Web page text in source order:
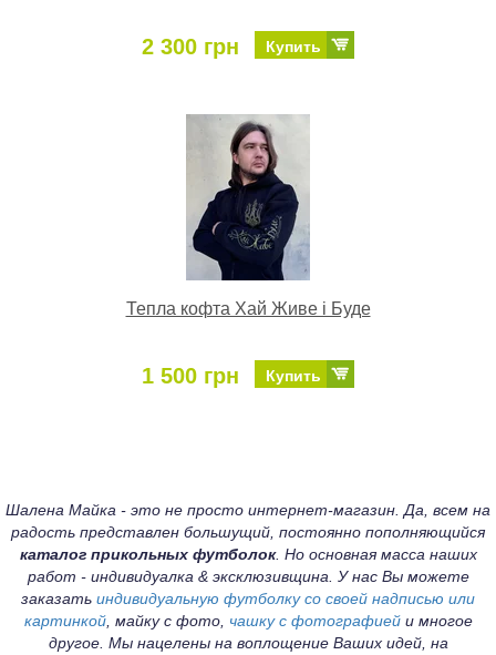
2 300 грн Купить
Тепла кофта Хай Живе і Буде
1 500 грн Купить
Шалена Майка - это не просто интернет-магазин. Да, всем на
радость представлен большущий, постоянно пополняющийся
каталог прикольных футболок. Но основная масса наших
работ - индивидуалка & эксклюзивщина. У нас Вы можете
заказать индивидуальную футболку со своей надписью или
картинкой, майку с фото, чашку с фотографиейи многое
другое. Мы нацелены на воплощение Ваших идей, на